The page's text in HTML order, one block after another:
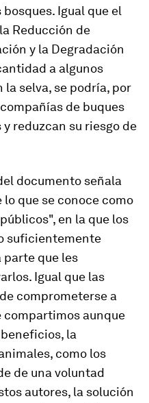
Igual que el
Reducción de
y la Degradación
a algunos
la selva, se podría, por
de buques
reduzcan su riesgo de
documento señala
que se conoce como
en la que los
suficientemente
que les
Igual que las
comprometerse a
aunque
la
como los
de una voluntad
autores, la solución